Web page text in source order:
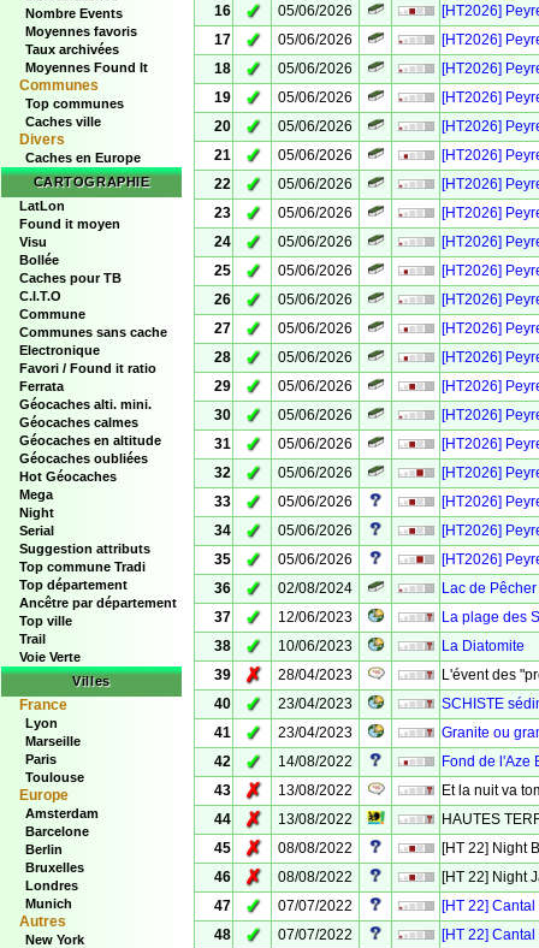
Nombre Events
Moyennes favoris
Taux archivées
Moyennes Found It
Communes
Top communes
Caches ville
Divers
Caches en Europe
CARTOGRAPHIE
LatLon
Found it moyen
Visu
Bollée
Caches pour TB
C.I.T.O
Commune
Communes sans cache
Electronique
Favori / Found it ratio
Ferrata
Géocaches alti. mini.
Géocaches calmes
Géocaches en altitude
Géocaches oubliées
Hot Géocaches
Mega
Night
Serial
Suggestion attributs
Top commune Tradi
Top département
Ancêtre par département
Top ville
Trail
Voie Verte
Villes
France
Lyon
Marseille
Paris
Toulouse
Europe
Amsterdam
Barcelone
Berlin
Bruxelles
Londres
Munich
Autres
New York
16
✓ 05/06/2026
[HT2026]
17
✓ 05/06/2026
[HT2026]
18
✓ 05/06/2026
[HT2026]
19
✓ 05/06/2026
[HT2026]
20
✓ 05/06/2026
[HT2026]
21
✓ 05/06/2026
[HT2026]
22
✓ 05/06/2026
[HT2026]
23
✓ 05/06/2026
[HT2026]
24
✓ 05/06/2026
[HT2026]
25
✓ 05/06/2026
[HT2026]
26
✓ 05/06/2026
[HT2026]
27
✓ 05/06/2026
[HT2026]
28
✓ 05/06/2026
[HT2026]
29
✓ 05/06/2026
[HT2026]
30
✓ 05/06/2026
[HT2026]
31
✓ 05/06/2026
[HT2026]
32
✓ 05/06/2026
[HT2026]
33
✓ 05/06/2026
[HT2026]
34
✓ 05/06/2026
[HT2026]
35
✓ 05/06/2026
[HT2026]
36
✓ 02/08/2024
Lac de
37
✓ 12/06/2023
La plage des
38
✓ 10/06/2023
La Diatomite
39
✗ 28/04/2023
L'évent des
40
✓ 23/04/2023
SCHISTE
41
✓ 23/04/2023
Granite ou
42
✓ 14/08/2022
Fond de l'Aze
43
✗ 13/08/2022
Et la nuit va
44
✗ 13/08/2022
HAUTES
45
✗ 08/08/2022
[HT 22] Night
46
✗ 08/08/2022
[HT 22] Night
47
✓ 07/07/2022
[HT 22] Cantal
48
✓ 07/07/2022
[HT 22] Cantal